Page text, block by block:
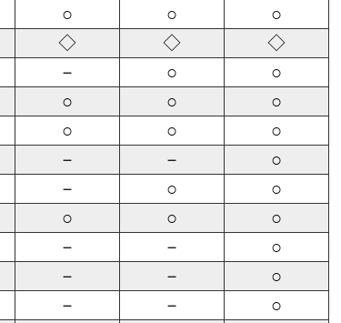
○ ○ ○
◇ ◇ ◇
－ ○ ○
○ ○ ○
○ ○ ○
－ － ○
－ ○ ○
○ ○ ○
－ － ○
－ － ○
－ － ○